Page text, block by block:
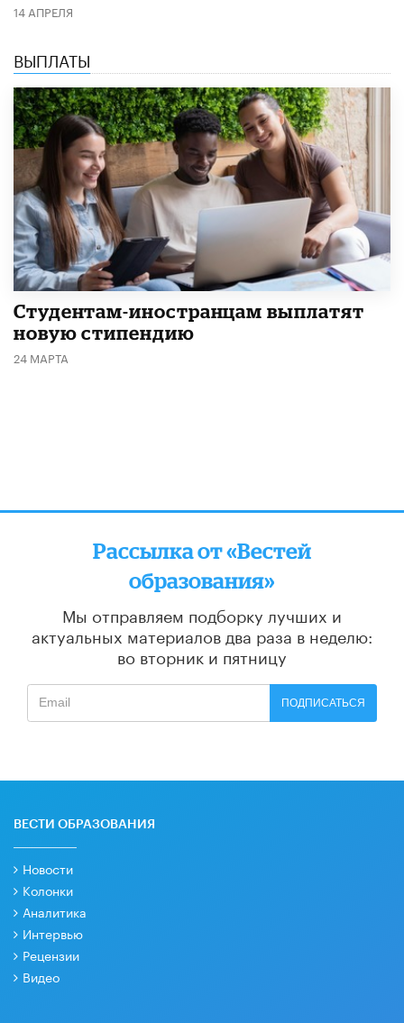
14 АПРЕЛЯ
ВЫПЛАТЫ
Студентам-иностранцам выплатят
новую стипендию
24 МАРТА
Рассылка от «Вестей
образования»
Мы отправляем подборку лучших и
актуальных материалов два раза в неделю:
во вторник и пятницу
ПОДПИСАТЬСЯ
ВЕСТИ ОБРАЗОВАНИЯ
Новости
Колонки
Аналитика
Интервью
Рецензии
Видео